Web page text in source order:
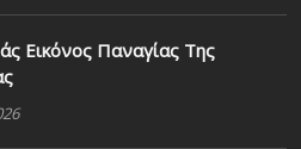
Εικόνος Παναγίας Της